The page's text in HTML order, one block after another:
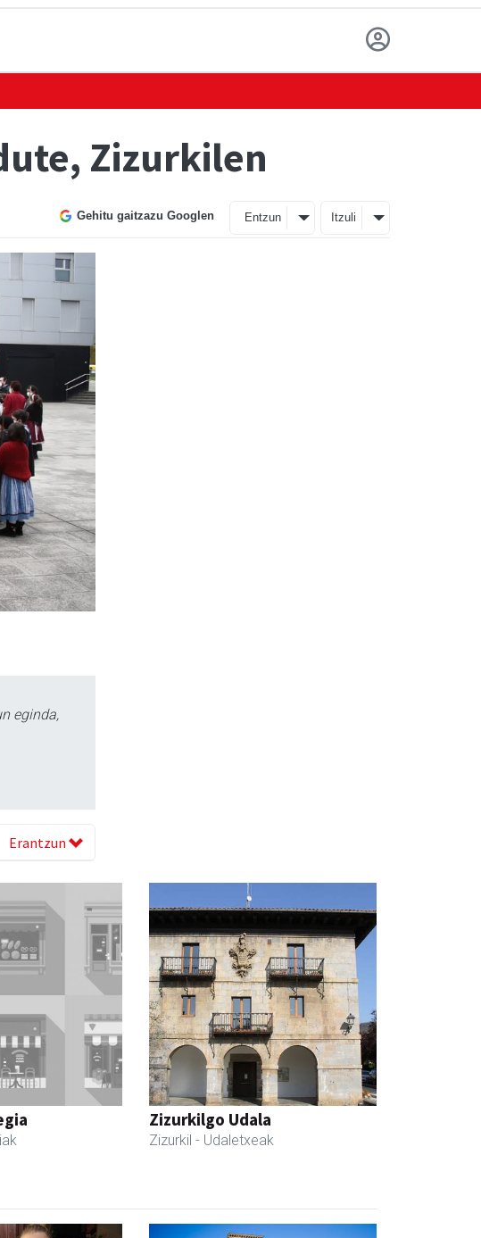
Zizurkilen
Gehitu gaitzazu Googlen Entzun Itzuli
eginda,
Erantzun
Zizurkilgo Udala
Zizurkil - Udaletxeak